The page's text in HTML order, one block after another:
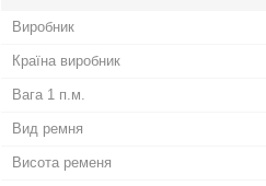
Виробник
Країна виробник
Вага 1 п.м.
Вид ремня
Висота ременя